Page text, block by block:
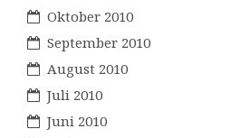
Oktober 2010
September 2010
August 2010
Juli 2010
Juni 2010